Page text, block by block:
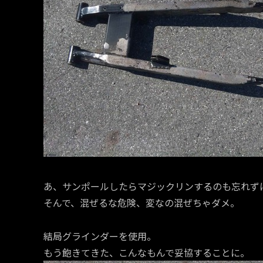
あ、サンポールしたらマジックリンするのも忘れず
そんで、混ぜるな危険、変なの混ぜちゃダメ。
結局グラインダーを使用。
もう飽きてきた、こんなもんで妥協することに。